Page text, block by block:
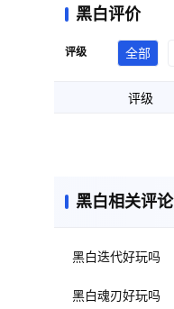
黑白评价
评级 全部
评级
黑白相关评论
黑白迭代好玩吗
黑白魂刃好玩吗